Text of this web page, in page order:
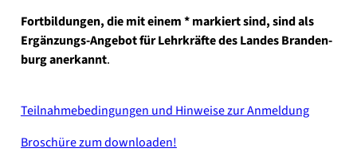
Fort­bil­dun­gen, die mit einem * mar­kiert sind, sind als
Ergänzungs-Angebot für Lehr­kräf­te des Lan­des Bran­den­
burg aner­kannt.
Teil­nah­me­be­din­gun­gen und Hin­wei­se zur Anmel­dung
Bro­schü­re zum down­loa­den!